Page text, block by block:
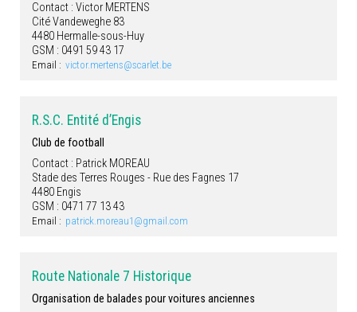
Contact : Victor MERTENS
Cité Vandeweghe 83
4480 Hermalle-sous-Huy
GSM : 0491 59 43 17
Email : victor.mertens@scarlet.be
R.S.C. Entité d’Engis
Club de football
Contact : Patrick MOREAU
Stade des Terres Rouges - Rue des Fagnes 17
4480 Engis
GSM : 0471 77 13 43
Email : patrick.moreau1@gmail.com
Route Nationale 7 Historique
Organisation de balades pour voitures anciennes